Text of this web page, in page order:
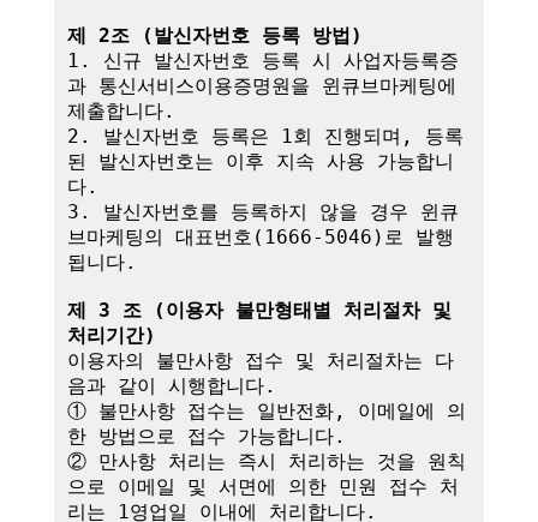
제 2조 (발신자번호 등록 방법)
1. 신규 발신자번호 등록 시 사업자등록증
과 통신서비스이용증명원을 윈큐브마케팅에
제출합니다.
2. 발신자번호 등록은 1회 진행되며, 등록
된 발신자번호는 이후 지속 사용 가능합니
다.
3. 발신자번호를 등록하지 않을 경우 윈큐
브마케팅의 대표번호(1666-5046)로 발행
됩니다.
제 3 조 (이용자 불만형태별 처리절차 및
처리기간)
이용자의 불만사항 접수 및 처리절차는 다
음과 같이 시행합니다.
① 불만사항 접수는 일반전화, 이메일에 의
한 방법으로 접수 가능합니다.
② 만사항 처리는 즉시 처리하는 것을 원칙
으로 이메일 및 서면에 의한 민원 접수 처
리는 1영업일 이내에 처리합니다.